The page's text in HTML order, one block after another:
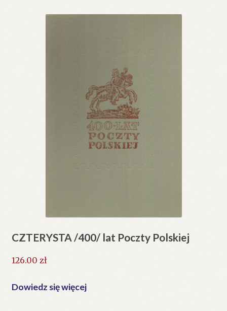
CZTERYSTA /400/ lat Poczty Polskiej
126.00 zł
Dowiedz się więcej